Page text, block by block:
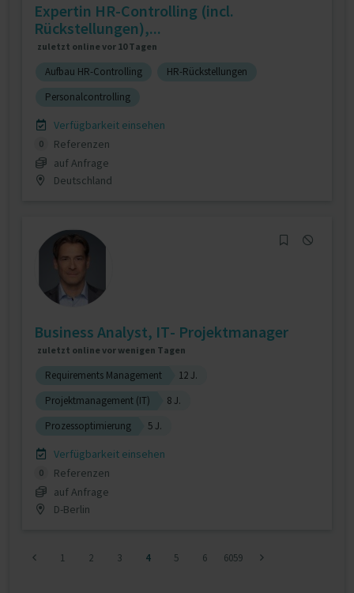
Expertin HR-Controlling (incl.
Rückstellungen),...
zuletzt online vor 10 Tagen
Aufbau HR-Controlling
HR-Rückstellungen
Personalcontrolling
Verfügbarkeit einsehen
0
Referenzen
auf Anfrage
Deutschland
Business Analyst, IT- Projektmanager
zuletzt online vor wenigen Tagen
Requirements Management
12 J.
Projektmanagement (IT)
8 J.
Prozessoptimierung
5 J.
Verfügbarkeit einsehen
0
Referenzen
auf Anfrage
D-Berlin
1 2 3 4 5 6 6059